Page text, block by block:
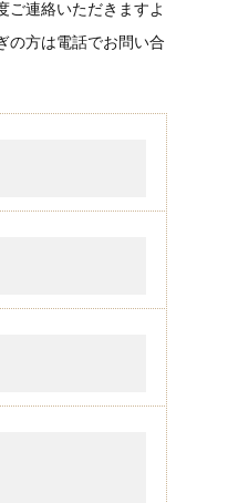
ご連絡いただきますよ
の方は電話でお問い合